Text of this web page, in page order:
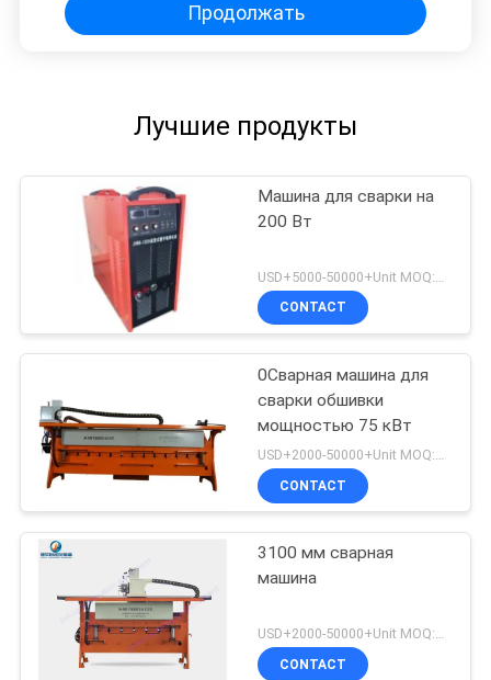
Продолжать
Лучшие продукты
Машина для сварки на
200 Вт
CONTACT
0Сварная машина для
сварки обшивки
мощностью 75 кВт
USD+2000-50000+Unit MOQ:1 единица
CONTACT
3100 мм сварная
машина
USD+2000-50000+Unit MOQ:1 единица
CONTACT